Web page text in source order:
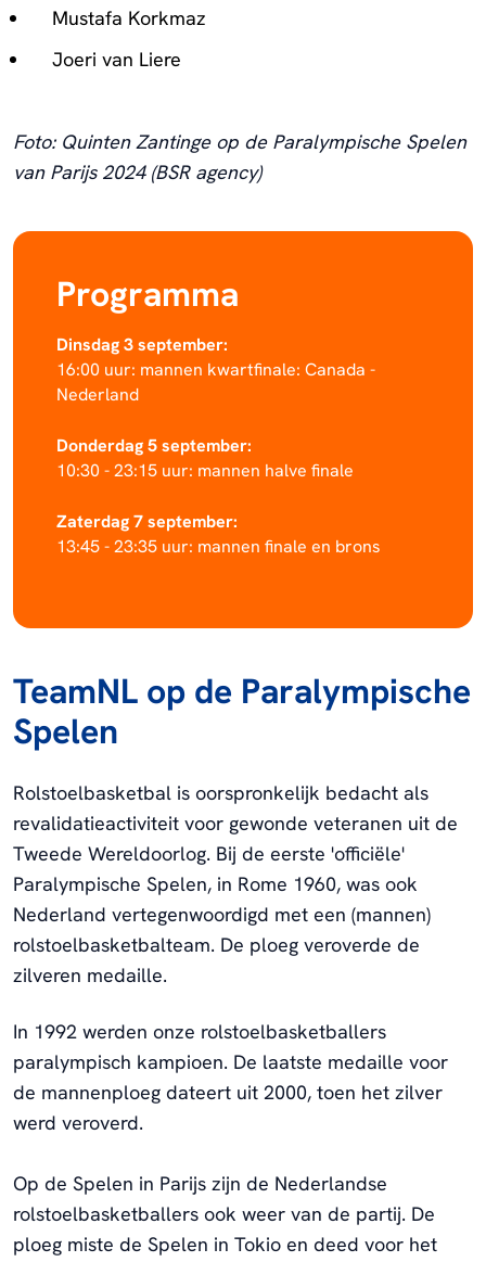
Mustafa Korkmaz
Joeri van Liere
Foto: Quinten Zantinge op de Paralympische Spelen
van Parijs 2024 (BSR agency)
Programma
Dinsdag 3 september:
16:00 uur: mannen kwartfinale: Canada -
Nederland
Donderdag 5 september:
10:30 - 23:15 uur: mannen halve finale
Zaterdag 7 september:
13:45 - 23:35 uur: mannen finale en brons
TeamNL op de Paralympische
Spelen
Rolstoelbasketbal is oorspronkelijk bedacht als
revalidatieactiviteit voor gewonde veteranen uit de
Tweede Wereldoorlog. Bij de eerste 'officiële'
Paralympische Spelen, in Rome 1960, was ook
Nederland vertegenwoordigd met een (mannen)
rolstoelbasketbalteam. De ploeg veroverde de
zilveren medaille.
In 1992 werden onze rolstoelbasketballers
paralympisch kampioen. De laatste medaille voor
de mannenploeg dateert uit 2000, toen het zilver
werd veroverd.
Op de Spelen in Parijs zijn de Nederlandse
rolstoelbasketballers ook weer van de partij. De
ploeg miste de Spelen in Tokio en deed voor het